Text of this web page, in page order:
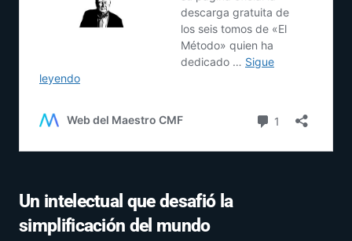
Un intelectual que desafió la
simplificación del mundo